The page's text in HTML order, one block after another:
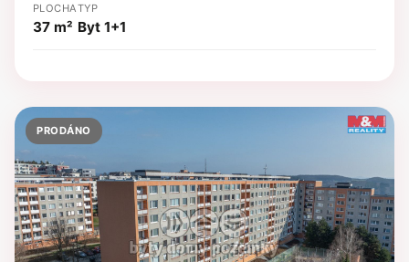
PLOCHA
37 m²
TYP
Byt 1+1
PRODÁNO